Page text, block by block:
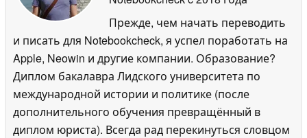
Прежде, чем начать переводить
и писать для Notebookcheck, я успел поработать на
Apple, Neowin и другие компании. Образование?
Диплом бакалавра Лидского университета по
международной истории и политике (после
дополнительного обучения превращённый в
диплом юриста). Всегда рад перекинуться словцом